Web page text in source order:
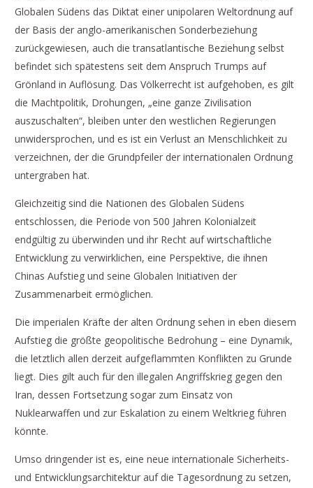
Globalen Südens das Diktat einer unipolaren Weltordnung auf
der Basis der anglo-amerikanischen Sonderbeziehung
zurückgewiesen, auch die transatlantische Beziehung selbst
befindet sich spätestens seit dem Anspruch Trumps auf
Grönland in Auflösung. Das Völkerrecht ist aufgehoben, es gilt
die Machtpolitik, Drohungen, „eine ganze Zivilisation
auszuschalten“, bleiben unter den westlichen Regierungen
unwidersprochen, und es ist ein Verlust an Menschlichkeit zu
verzeichnen, der die Grundpfeiler der internationalen Ordnung
untergraben hat.
Gleichzeitig sind die Nationen des Globalen Südens
entschlossen, die Periode von 500 Jahren Kolonialzeit
endgültig zu überwinden und ihr Recht auf wirtschaftliche
Entwicklung zu verwirklichen, eine Perspektive, die ihnen
Chinas Aufstieg und seine Globalen Initiativen der
Zusammenarbeit ermöglichen.
Die imperialen Kräfte der alten Ordnung sehen in eben diesem
Aufstieg die größte geopolitische Bedrohung – eine Dynamik,
die letztlich allen derzeit aufgeflammten Konflikten zu Grunde
liegt. Dies gilt auch für den illegalen Angriffskrieg gegen den
Iran, dessen Fortsetzung sogar zum Einsatz von
Nuklearwaffen und zur Eskalation zu einem Weltkrieg führen
könnte.
Umso dringender ist es, eine neue internationale Sicherheits-
und Entwicklungsarchitektur auf die Tagesordnung zu setzen,